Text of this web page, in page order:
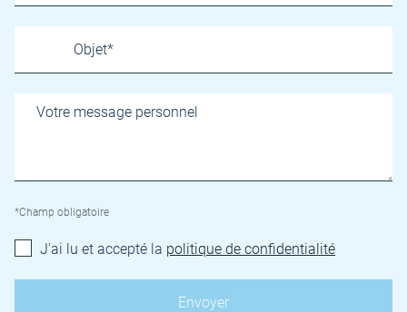
*Champ obligatoire
J'ai lu et accepté la politique de confidentialité